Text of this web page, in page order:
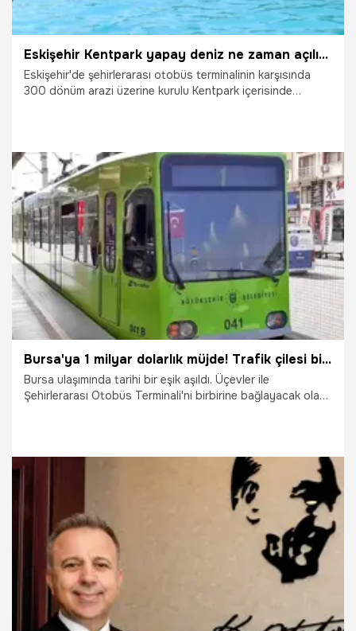
Eskişehir Kentpark yapay deniz ne zaman açılıyor? 2026 giriş ücretleri ne kadar?
Eskişehir'de şehirlerarası otobüs terminalinin karşısında
300 dönüm arazi üzerine kurulu Kentpark içerisinde
alana sahiptir. Peki Eskişehir Kentpark yapay deniz 2026
ücretleri ne kadar? Kentpark yapay plaj ne zaman açılıyor?
21.04.2026 Eskişehir
Bursa'ya 1 milyar dolarlık müjde! Trafik çilesi bitiyor, metro hattı terminale uzanıyor
Bursa ulaşımında tarihi bir eşik aşıldı. Üçevler ile
Şehirlerarası Otobüs Terminali'ni birbirine bağlayacak olan
değiştirecek.
18.04.2026 Bursa